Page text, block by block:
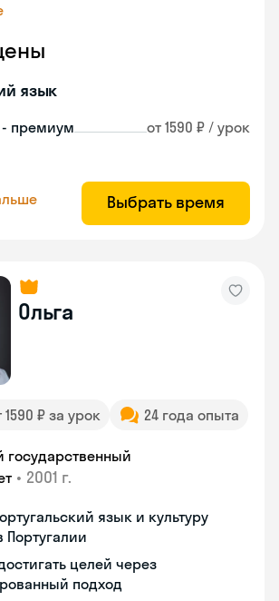
язык
премиум от 1590 ₽ / урок
Выбрать время
Ольга
1590 ₽ за урок 24 года опыта
• 2001 г.
язык и культуру
целей через
подход